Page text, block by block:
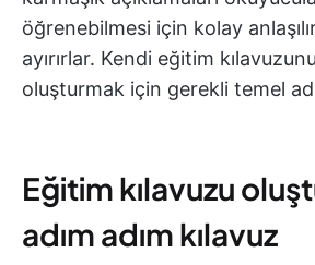
öğrenebilmesi için kolay
ayırırlar. Kendi eğitim
oluşturmak için gerekli temel
Eğitim kılavuzu
adım adım kılavuz